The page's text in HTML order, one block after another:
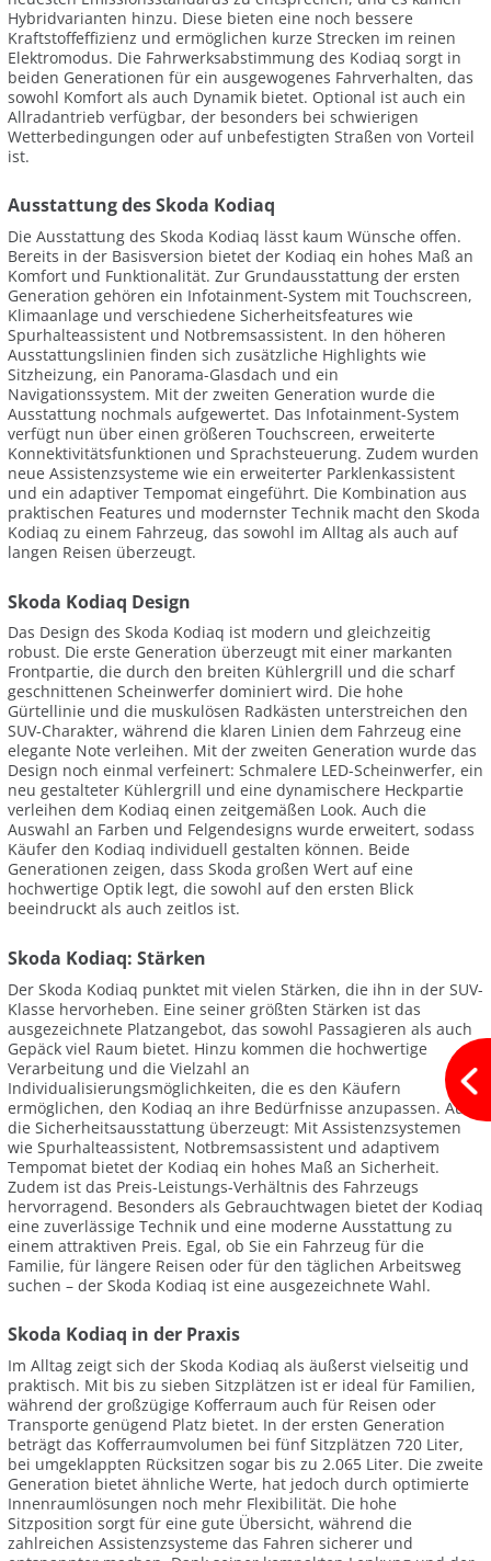
Hybridvarianten hinzu. Diese bieten eine noch bessere
Kraftstoffeffizienz und ermöglichen kurze Strecken im reinen
Elektromodus. Die Fahrwerksabstimmung des Kodiaq sorgt in
beiden Generationen für ein ausgewogenes Fahrverhalten, das
sowohl Komfort als auch Dynamik bietet. Optional ist auch ein
Allradantrieb verfügbar, der besonders bei schwierigen
Wetterbedingungen oder auf unbefestigten Straßen von Vorteil
ist.
Ausstattung des Skoda Kodiaq
Die Ausstattung des Skoda Kodiaq lässt kaum Wünsche offen.
Bereits in der Basisversion bietet der Kodiaq ein hohes Maß an
Komfort und Funktionalität. Zur Grundausstattung der ersten
Generation gehören ein Infotainment-System mit Touchscreen,
Klimaanlage und verschiedene Sicherheitsfeatures wie
Spurhalteassistent und Notbremsassistent. In den höheren
Ausstattungslinien finden sich zusätzliche Highlights wie
Sitzheizung, ein Panorama-Glasdach und ein
Navigationssystem. Mit der zweiten Generation wurde die
Ausstattung nochmals aufgewertet. Das Infotainment-System
verfügt nun über einen größeren Touchscreen, erweiterte
Konnektivitätsfunktionen und Sprachsteuerung. Zudem wurden
neue Assistenzsysteme wie ein erweiterter Parklenkassistent
und ein adaptiver Tempomat eingeführt. Die Kombination aus
praktischen Features und modernster Technik macht den Skoda
Kodiaq zu einem Fahrzeug, das sowohl im Alltag als auch auf
langen Reisen überzeugt.
Skoda Kodiaq Design
Das Design des Skoda Kodiaq ist modern und gleichzeitig
robust. Die erste Generation überzeugt mit einer markanten
Frontpartie, die durch den breiten Kühlergrill und die scharf
geschnittenen Scheinwerfer dominiert wird. Die hohe
Gürtellinie und die muskulösen Radkästen unterstreichen den
SUV-Charakter, während die klaren Linien dem Fahrzeug eine
elegante Note verleihen. Mit der zweiten Generation wurde das
Design noch einmal verfeinert: Schmalere LED-Scheinwerfer, ein
neu gestalteter Kühlergrill und eine dynamischere Heckpartie
verleihen dem Kodiaq einen zeitgemäßen Look. Auch die
Auswahl an Farben und Felgendesigns wurde erweitert, sodass
Käufer den Kodiaq individuell gestalten können. Beide
Generationen zeigen, dass Skoda großen Wert auf eine
hochwertige Optik legt, die sowohl auf den ersten Blick
beeindruckt als auch zeitlos ist.
Skoda Kodiaq: Stärken
Der Skoda Kodiaq punktet mit vielen Stärken, die ihn in der SUV-
Klasse hervorheben. Eine seiner größten Stärken ist das
ausgezeichnete Platzangebot, das sowohl Passagieren als auch
Gepäck viel Raum bietet. Hinzu kommen die hochwertige
Verarbeitung und die Vielzahl an
Individualisierungsmöglichkeiten, die es den Käufern
ermöglichen, den Kodiaq an ihre Bedürfnisse anzupassen. Auch
die Sicherheitsausstattung überzeugt: Mit Assistenzsystemen
wie Spurhalteassistent, Notbremsassistent und adaptivem
Tempomat bietet der Kodiaq ein hohes Maß an Sicherheit.
Zudem ist das Preis-Leistungs-Verhältnis des Fahrzeugs
hervorragend. Besonders als Gebrauchtwagen bietet der Kodiaq
eine zuverlässige Technik und eine moderne Ausstattung zu
einem attraktiven Preis. Egal, ob Sie ein Fahrzeug für die
Familie, für längere Reisen oder für den täglichen Arbeitsweg
suchen – der Skoda Kodiaq ist eine ausgezeichnete Wahl.
Skoda Kodiaq in der Praxis
Im Alltag zeigt sich der Skoda Kodiaq als äußerst vielseitig und
praktisch. Mit bis zu sieben Sitzplätzen ist er ideal für Familien,
während der großzügige Kofferraum auch für Reisen oder
Transporte genügend Platz bietet. In der ersten Generation
beträgt das Kofferraumvolumen bei fünf Sitzplätzen 720 Liter,
bei umgeklappten Rücksitzen sogar bis zu 2.065 Liter. Die zweite
Generation bietet ähnliche Werte, hat jedoch durch optimierte
Innenraumlösungen noch mehr Flexibilität. Die hohe
Sitzposition sorgt für eine gute Übersicht, während die
zahlreichen Assistenzsysteme das Fahren sicherer und